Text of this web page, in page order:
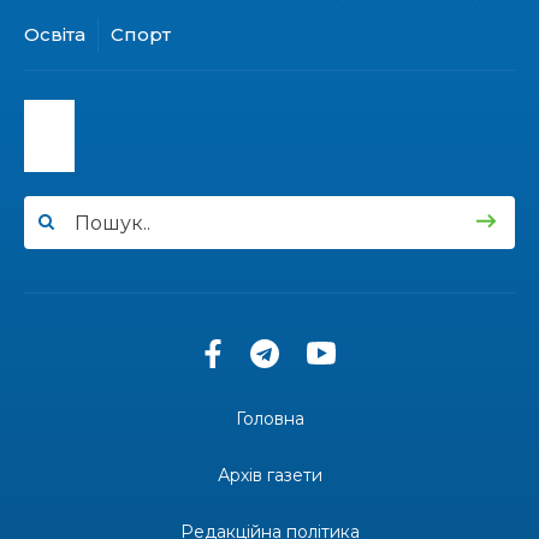
13:19
професійним святом
14:38
23 лип
Кабмін запровадив персональне фінансування
спецрахунки
Освіта Спорт
Головна
Архів газети
Редакційна політика